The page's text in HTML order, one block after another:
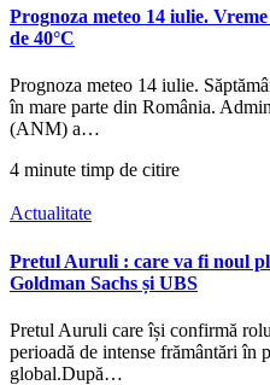
Prognoza meteo 14 iulie.
de 40°C
Prognoza meteo 14 iulie.
în mare parte din România.
(ANM) a…
4 minute timp de citire
Actualitate
Pretul Auruli : care va fi noul
Goldman Sachs și UBS
Pretul Auruli care își confirmă
perioadă de intense frământări în
global.După…